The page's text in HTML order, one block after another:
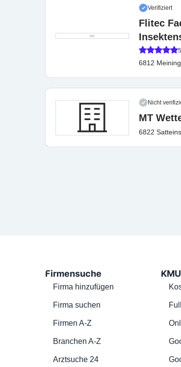
Verifiziert
Flitec
6812
Nicht
MT
6822 Satteins
Firmensuche
Firma hinzufügen
Firma suchen
Firmen A-Z
Branchen A-Z
Arztsuche 24